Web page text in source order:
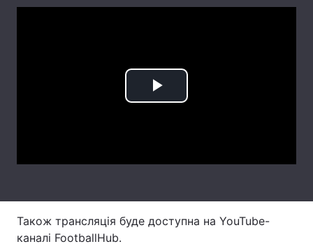
Контакти
Play
Також трансляція буде доступна на YouTube-
каналі FootballHub.